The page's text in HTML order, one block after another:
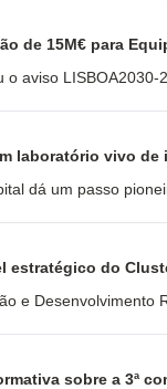
de 15M€ para
aviso
laboratório vivo de
dá um passo
estratégico do
e
sobre a 3ª